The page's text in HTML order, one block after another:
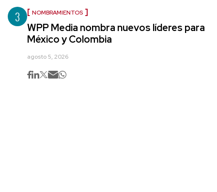
3 NOMBRAMIENTOS
WPP Media nombra nuevos líderes para
México y Colombia
agosto 5, 2026